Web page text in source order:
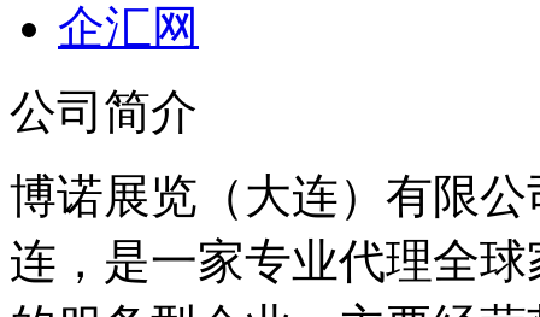
企汇网
公司简介
博诺展览（大连）有限
连，是一家专业代理全